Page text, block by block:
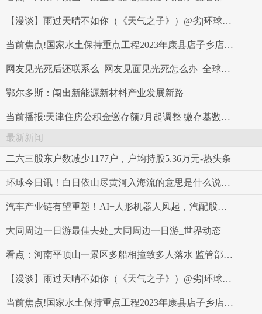
【漫谈】雨过天晴不如你（《天气之子》）@劣|环球报资讯
当前焦点!国家水土保持重点工程2023年康县店子乡店子村清洁小流域综合治理项目变更公示
网友见光死后还联系么_网友见面见光死怎么办_全球消息
鄂尔多斯：闯出新能源新材料产业发展新路
当前播报:天津住房公积金缴存额7月起调整 缴存基数最低2180元
最新新闻
二六三股东户数减少1177户，户均持股5.36万元-热头条
环球今日讯！白日依山尽黄河入海流的意思是什么说一下说清楚
汽车产业链有望重塑！AI+人形机器人风起，汽配股闻风大涨，浙江世宝大涨超36%
大同周边一日游最佳去处_大同周边一日游_世界动态
看点：河南平顶山一景区多船相撞致多人落水 监管部门：已责令景区停业整顿
【漫谈】雨过天晴不如你（《天气之子》）@劣|环球报资讯
当前焦点!国家水土保持重点工程2023年康县店子乡店子村清洁小流域综合治理项目变更公示